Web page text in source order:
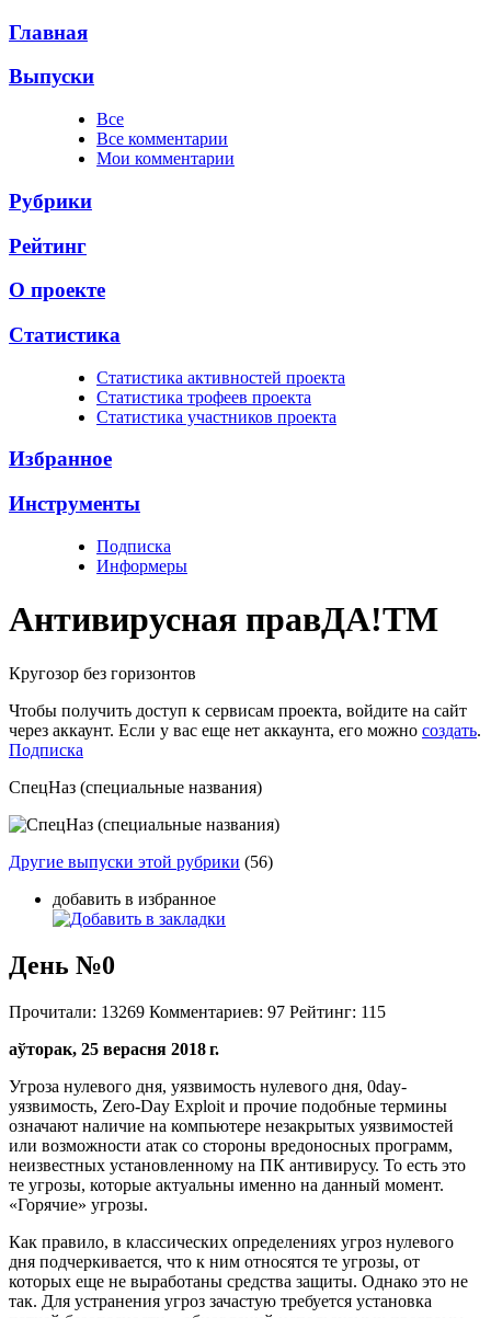
Главная
Выпуски
Все
Все комментарии
Мои комментарии
Рубрики
Рейтинг
О проекте
Статистика
Cтатистика активностей проекта
Cтатистика трофеев проекта
Cтатистика участников проекта
Избранное
Инструменты
Подписка
Информеры
Антивирусная правДА!TM
Кругозор без горизонтов
Чтобы получить доступ к сервисам проекта, войдите на сайт
через аккаунт. Если у вас еще нет аккаунта, его можно создать.
Подписка
СпецНаз (специальные названия)
Другие выпуски этой рубрики (56)
добавить в избранное
День №0
Прочитали: 13269 Комментариев: 97 Рейтинг: 115
аўторак, 25 верасня 2018 г.
Угроза нулевого дня, уязвимость нулевого дня, 0day-
уязвимость, Zero-Day Exploit и прочие подобные термины
означают наличие на компьютере незакрытых уязвимостей
или возможности атак со стороны вредоносных программ,
неизвестных установленному на ПК антивирусу. То есть это
те угрозы, которые актуальны именно на данный момент.
«Горячие» угрозы.
Как правило, в классических определениях угроз нулевого
дня подчеркивается, что к ним относятся те угрозы, от
которых еще не выработаны средства защиты. Однако это не
так. Для устранения угроз зачастую требуется установка